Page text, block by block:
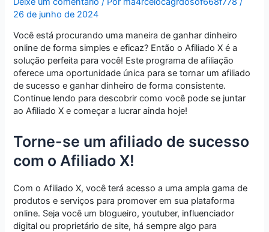
26 de junho de 2024
Você está procurando uma maneira de ganhar dinheiro
online de forma simples e eficaz? Então o Afiliado X é a
solução perfeita para você! Este programa de afiliação
oferece uma oportunidade única para se tornar um afiliado
de sucesso e ganhar dinheiro de forma consistente.
Continue lendo para descobrir como você pode se juntar
ao Afiliado X e começar a lucrar ainda hoje!
Torne-se um afiliado de sucesso
com o Afiliado X!
Com o Afiliado X, você terá acesso a uma ampla gama de
produtos e serviços para promover em sua plataforma
online. Seja você um blogueiro, youtuber, influenciador
digital ou proprietário de site, há sempre algo para